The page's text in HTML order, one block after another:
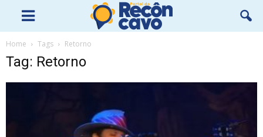
Home Tags Retorno
Tag: Retorno